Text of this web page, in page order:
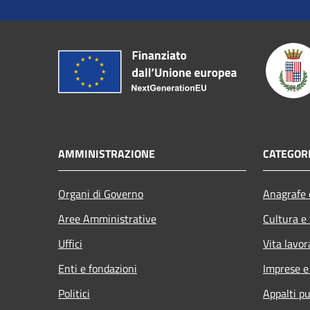
AMMINISTRAZIONE
Organi di Governo
Aree Amministrative
Uffici
Enti e fondazioni
Politici
Cultura
Vita
Imprese
Appalti